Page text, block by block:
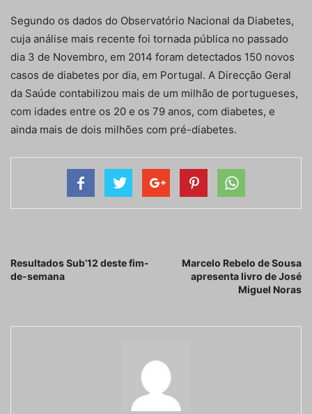
Segundo os dados do Observatório Nacional da Diabetes,
cuja análise mais recente foi tornada pública no passado
dia 3 de Novembro, em 2014 foram detectados 150 novos
casos de diabetes por dia, em Portugal. A Direcção Geral
da Saúde contabilizou mais de um milhão de portugueses,
com idades entre os 20 e os 79 anos, com diabetes, e
ainda mais de dois milhões com pré-diabetes.
Resultados Sub’12 deste fim-
de-semana
Marcelo Rebelo de Sousa
apresenta livro de José
Miguel Noras